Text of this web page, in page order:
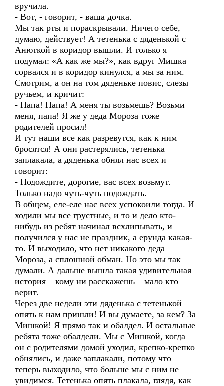
вручила.
- Вот, - говорит, - ваша дочка.
Мы так рты и пораскрывали. Ничего себе,
думаю, действует! А тетенька с дяденькой с
Анюткой в коридор вышли. И только я
подумал: «А как же мы?», как вдруг Мишка
сорвался и в коридор кинулся, а мы за ним.
Смотрим, а он на том дяденьке повис, слезы
ручьем, и кричит:
- Папа! Папа! А меня ты возьмешь? Возьми
меня, папа! Я же у деда Мороза тоже
родителей просил!
И тут наши все как разревутся, как к ним
бросятся! А они растерялись, тетенька
заплакала, а дяденька обнял нас всех и
говорит:
- Подождите, дорогие, вас всех возьмут.
Только надо чуть-чуть подождать.
В общем, еле-еле нас всех успокоили тогда. И
ходили мы все грустные, и то и дело кто-
нибудь из ребят начинал всхлипывать, и
получился у нас не праздник, а ерунда какая-
то. И выходило, что нет никакого деда
Мороза, а сплошной обман. Но это мы так
думали. А дальше вышла такая удивительная
история – кому ни расскажешь – мало кто
верит.
Через две недели эти дяденька с тетенькой
опять к нам пришли! И вы думаете, за кем? За
Мишкой! Я прямо так и обалдел. И остальные
ребята тоже обалдели. Мы с Мишкой, когда
он с родителями домой уходил, крепко-крепко
обнялись, и даже заплакали, потому что
теперь выходило, что больше мы с ним не
увидимся. Тетенька опять плакала, глядя, как